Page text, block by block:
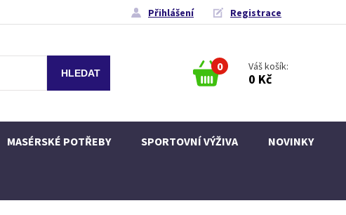
Přihlášení Registrace
0 Váš košík:
0 Kč
MASÉRSKÉ POTŘEBY SPORTOVNÍ VÝŽIVA NOVINKY